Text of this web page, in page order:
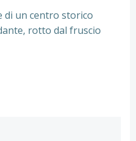
di un centro storico
rotto dal fruscio